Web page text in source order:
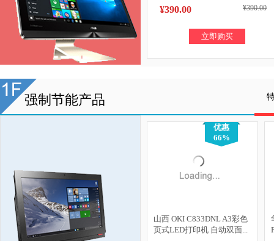
¥390.00 ¥390.00
立即购买
强制节能产品
优惠
66%
山西 OKI C833DNL A3彩色
页式LED打印机 自动双面...